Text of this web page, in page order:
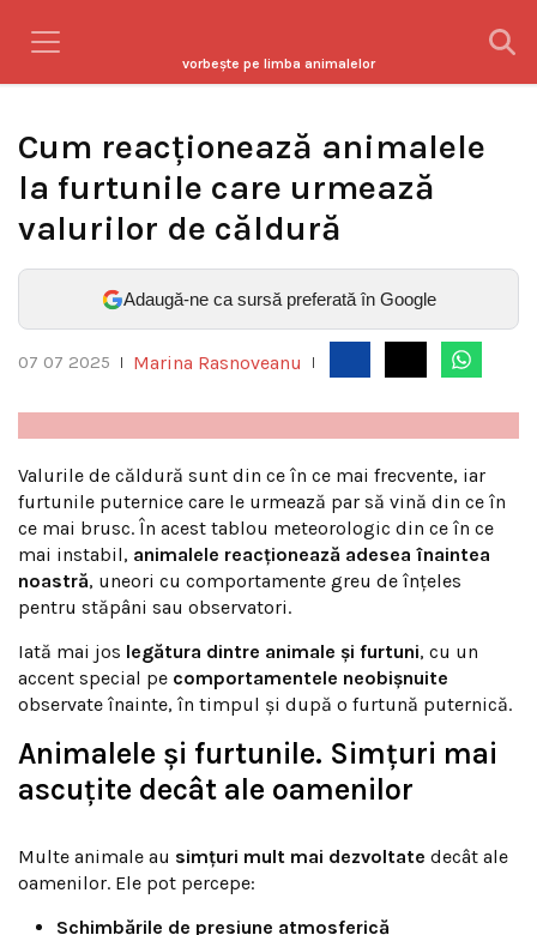
vorbeşte pe limba animalelor
Cum reacționează animalele
la furtunile care urmează
valurilor de căldură
Adaugă-ne ca sursă preferată în Google
07 07 2025 Marina Rasnoveanu
Valurile de căldură sunt din ce în ce mai frecvente, iar
furtunile puternice care le urmează par să vină din ce în
ce mai brusc. În acest tablou meteorologic din ce în ce
mai instabil, animalele reacționează adesea înaintea
noastră, uneori cu comportamente greu de înțeles
pentru stăpâni sau observatori.
Iată mai jos legătura dintre animale și furtuni, cu un
accent special pe comportamentele neobișnuite
observate înainte, în timpul și după o furtună puternică.
Animalele și furtunile. Simțuri mai
ascuțite decât ale oamenilor
Multe animale au simțuri mult mai dezvoltate decât ale
oamenilor. Ele pot percepe:
Schimbările de presiune atmosferică